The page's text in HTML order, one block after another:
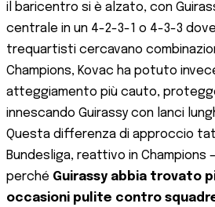
il baricentro si è alzato, con
centrale in un 4-2-3-1 o 4-3-3
trequartisti cercavano
Champions, Kovac ha potuto
atteggiamento più cauto,
innescando Guirassy con lanci
Questa differenza di approccio
Bundesliga, reattivo in Champions
perché Guirassy abbia trovato
occasioni pulite contro